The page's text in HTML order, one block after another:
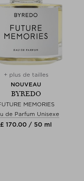
+ plus de tailles
NOUVEAU
BYREDO
MEMORIES
de Parfum Unisexe
£ 170.00 / 50 ml